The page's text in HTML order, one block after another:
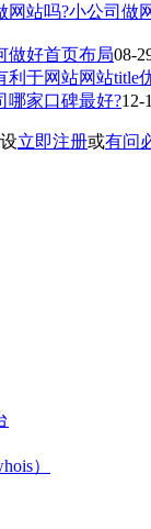
网站吗?小公司做
做好首页布局08-
利于网站网站title
哪家口碑最好?12-
立即注册或有问
）